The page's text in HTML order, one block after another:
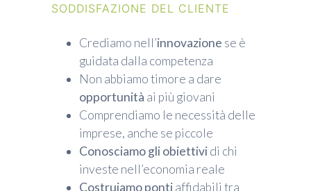
Workinvoice
Chi Siamo
I nostri clienti
SODDISFAZIONE DEL CLIENTE
Crediamo nell’innovazione se è
guidata dalla competenza
Non abbiamo timore a dare
opportunità ai più giovani
Comprendiamo le necessità delle
imprese, anche se piccole
Conosciamo gli obiettividi chi
investe nell’economia reale
Costruiamo pontiaffidabili tra